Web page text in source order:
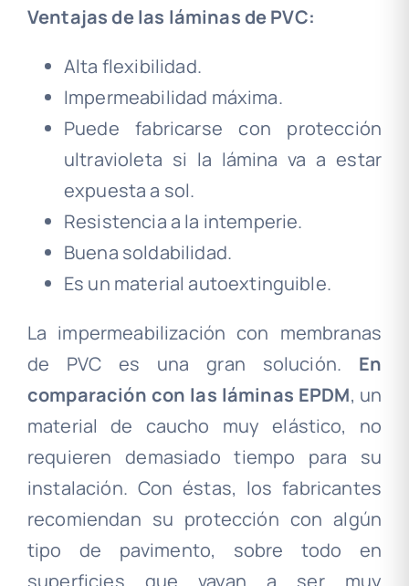
Ventajas de las láminas de PVC:
Alta flexibilidad.
Impermeabilidad máxima.
Puede fabricarse con protección
ultravioleta si la lámina va a estar
expuesta a sol.
Resistencia a la intemperie.
Buena soldabilidad.
Es un material autoextinguible.
La impermeabilización con membranas
de PVC es una gran solución. En
comparación con las láminas EPDM, un
material de caucho muy elástico, no
requieren demasiado tiempo para su
instalación. Con éstas, los fabricantes
recomiendan su protección con algún
tipo de pavimento, sobre todo en
superficies que vayan a ser muy